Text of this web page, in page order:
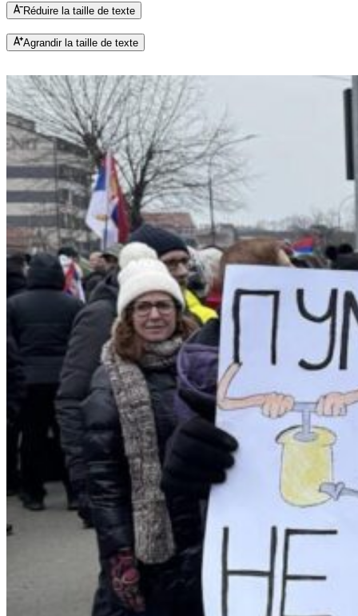
Réduire la taille de texte
Agrandir la taille de texte